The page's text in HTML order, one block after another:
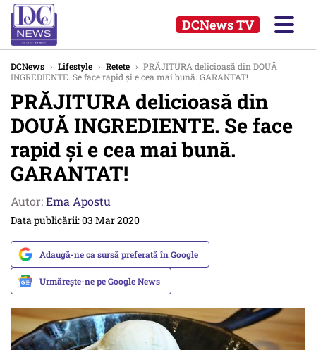
DCNews TV
DCNews › Lifestyle › Retete › PRĂJITURA delicioasă din DOUĂ
INGREDIENTE. Se face rapid și e cea mai bună. GARANTAT!
PRĂJITURA delicioasă din
DOUĂ INGREDIENTE. Se face
rapid și e cea mai bună.
GARANTAT!
Autor:Ema Apostu
Data publicării: 03 Mar 2020
Adaugă-ne ca sursă preferată în Google
Urmărește-ne pe Google News